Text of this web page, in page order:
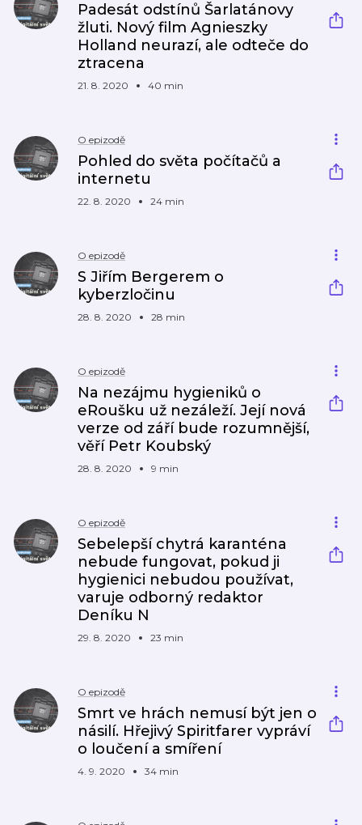
Padesát odstínů Šarlatánovy
žluti. Nový film Agnieszky
Holland neurazí, ale odteče do
ztracena
21. 8. 2020 40 min
O epizodě
Pohled do světa počítačů a
internetu
22. 8. 2020 24 min
O epizodě
S Jiřím Bergerem o
kyberzločinu
28. 8. 2020 28 min
O epizodě
Na nezájmu hygieniků o
eRoušku už nezáleží. Její nová
verze od září bude rozumnější,
věří Petr Koubský
28. 8. 2020 9 min
O epizodě
Sebelepší chytrá karanténa
nebude fungovat, pokud ji
hygienici nebudou používat,
varuje odborný redaktor
Deníku N
29. 8. 2020 23 min
O epizodě
Smrt ve hrách nemusí být jen o
násilí. Hřejivý Spiritfarer vypráví
o loučení a smíření
4. 9. 2020 34 min